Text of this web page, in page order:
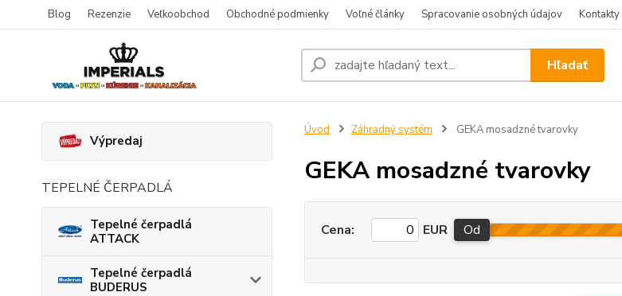
Blog Rezenzie Veľkoobchod Obchodné podmienky Voľné články Spracovanie osobných údajov Kontakty
Hľadať
Výpredaj
TEPELNÉ ČERPADLÁ
Tepelné čerpadlá
ATTACK
Tepelné čerpadlá
BUDERUS
Úvod Záhradný systém GEKA mosadzné tvarovky
GEKA mosadzné tvarovky
Cena: EUR Od